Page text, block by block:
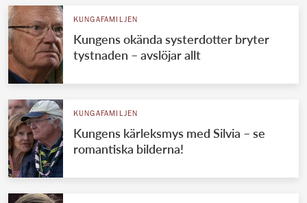
KUNGAFAMILJEN
Kungens okända systerdotter bryter
tystnaden – avslöjar allt
KUNGAFAMILJEN
Kungens kärleksmys med Silvia – se
romantiska bilderna!